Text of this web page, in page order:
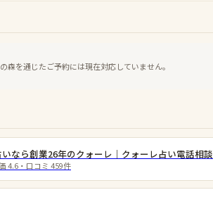
を通じたご予約には現在対応していません。
なら創業26年のクォーレ｜クォーレ占い電話相談
4.6 ・口コミ 459件